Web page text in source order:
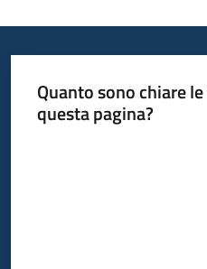
Quanto sono chiare
questa pagina?